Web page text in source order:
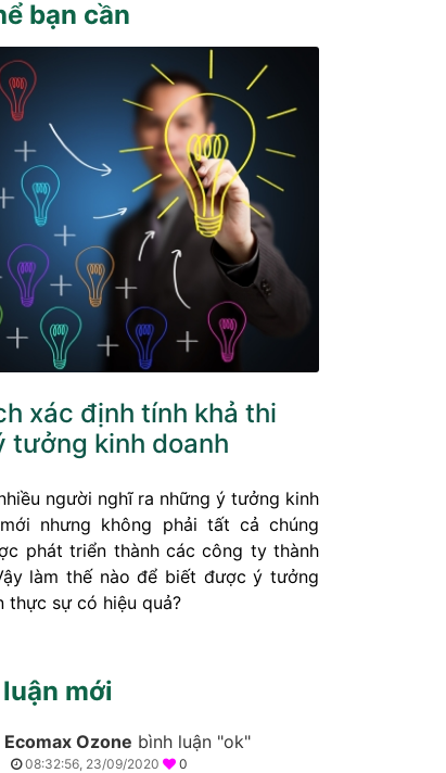
bạn cần
xác định tính khả thi
tưởng kinh doanh
người nghĩ ra những ý tưởng kinh
nhưng không phải tất cả chúng
phát triển thành các công ty thành
làm thế nào để biết được ý tưởng
thực sự có hiệu quả?
mới
Ecomax Ozone bình luận "ok"
08:32:56, 23/09/2020 0